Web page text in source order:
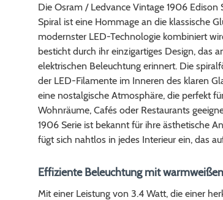
Die Osram / Ledvance Vintage 1906 Edison
Spiral ist eine Hommage an die klassische
modernster LED-Technologie kombiniert
besticht durch ihr einzigartiges Design, das
elektrischen Beleuchtung erinnert. Die
der LED-Filamente im Inneren des klaren
eine nostalgische Atmosphäre, die perfekt
Wohnräume, Cafés oder Restaurants
1906 Serie ist bekannt für ihre ästhetische
fügt sich nahtlos in jedes Interieur ein, das
Effiziente Beleuchtung mit
Mit einer Leistung von 3.4 Watt, die einer